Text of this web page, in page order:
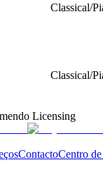
Classical/
Classical/
Licensing
ContactoCentro